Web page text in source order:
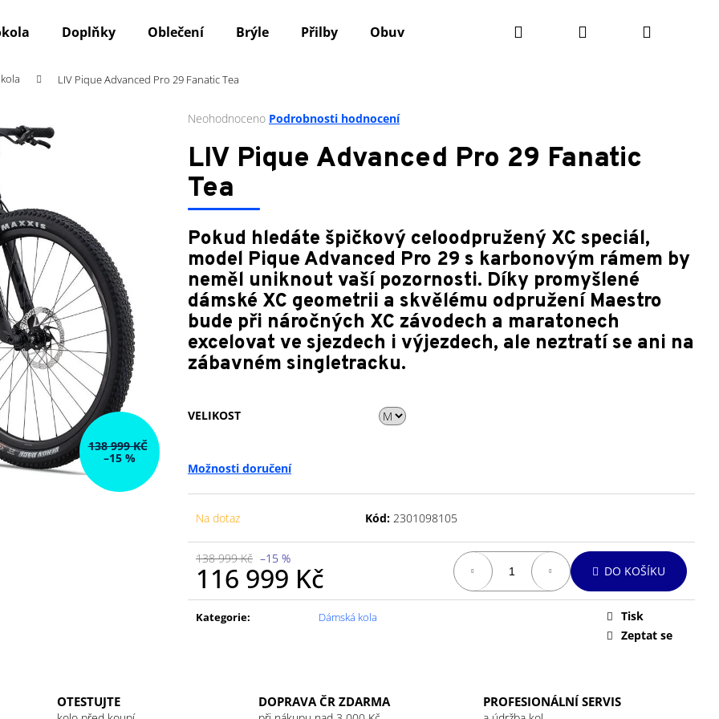
Doplňky Oblečení Brýle Přilby Obuv Údržba kola Komponenty
Hledat PřihlášeníNákupní
LIV Pique Advanced Pro 29 Fanatic Tea
Průměrné
produktu
je
0,0
5
Neohodnoceno Podrobnosti hodnocení
LIV Pique Advanced Pro 29 Fanatic
Tea
Pokud hledáte špičkový celoodpružený XC speciál,
model Pique Advanced Pro 29 s karbonovým rámem by
neměl uniknout vaší pozornosti. Díky promyšlené
dámské XC geometrii a skvělému odpružení Maestro
bude při náročných XC závodech a maratonech
excelovat ve sjezdech i výjezdech, ale neztratí se ani na
zábavném singletracku.
VELIKOST
Možnosti doručení
Na dotaz Kód: 2301098105
138 999 Kč –15 %
116 999 Kč
Měrná
cena:
DO KOŠÍKU
Kategorie: Dámská kola
Tisk
Zeptat se
138 999 KČ
–15 %
OTESTUJTE DOPRAVA ČR ZDARMA PROFESIONÁLNÍ SERVIS
Co potřebujete najít?
HLEDAT
Doporučujeme